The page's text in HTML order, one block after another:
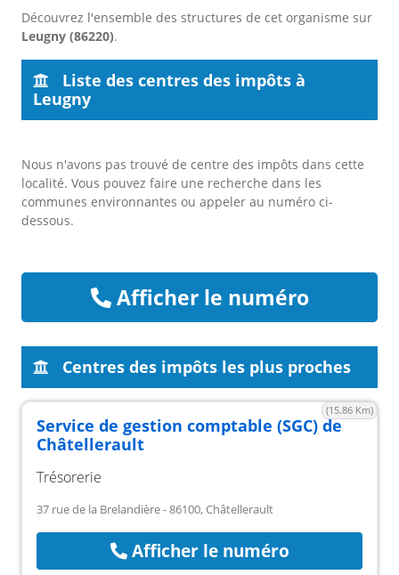
Découvrez l'ensemble des structures de cet organisme sur
Leugny (86220).
Liste des centres des impôts à
Leugny
Nous n'avons pas trouvé de centre des impôts dans cette
localité. Vous pouvez faire une recherche dans les
communes environnantes ou appeler au numéro ci-
dessous.
Afficher le numéro
Centres des impôts les plus proches
(15.86 Km)
Service de gestion comptable (SGC) de
Châtellerault
Trésorerie
37 rue de la Brelandière - 86100, Châtellerault
Afficher le numéro